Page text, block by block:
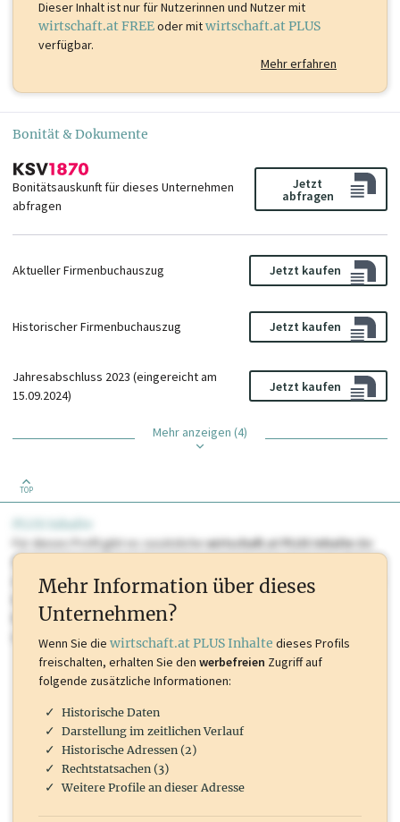
Dieser Inhalt istnur für Nutzerinnen und Nutzer mit
wirtschaft.at FREEoder mitwirtschaft.at PLUS
verfügbar.
Mehr erfahren
Bonität & Dokumente
Bonitätsauskunft für dieses Unternehmen
abfragen
Jetzt
abfragen
Aktueller Firmenbuchauszug Jetzt kaufen
Historischer Firmenbuchauszug Jetzt kaufen
Jahresabschluss 2023 (eingereicht am
15.09.2024)
Jetzt kaufen
Mehr anzeigen (4)
TOP
Für dieses Profil gibt es zusätzlichewirtschaft.at PLUS Inhaltedie
Sie momentan nicht einsehen können. Schalten Sie dieses Profil frei
oder loggen Sie sich ein um diese Inhalte zu sehen. wirtschaft.at PLUS
Marken, Patente, Rechtstatsachen, OTS-Aussendungen, und viele
mehr.
Mehr Information über dieses
Unternehmen?
Wenn Sie die wirtschaft.at PLUS Inhalte dieses Profils
freischalten, erhalten Sie den werbefreien Zugriff auf
folgende zusätzliche Informationen:
Historische Daten
Darstellung im zeitlichen Verlauf
Historische Adressen (2)
Rechtstatsachen (3)
Weitere Profile an dieser Adresse